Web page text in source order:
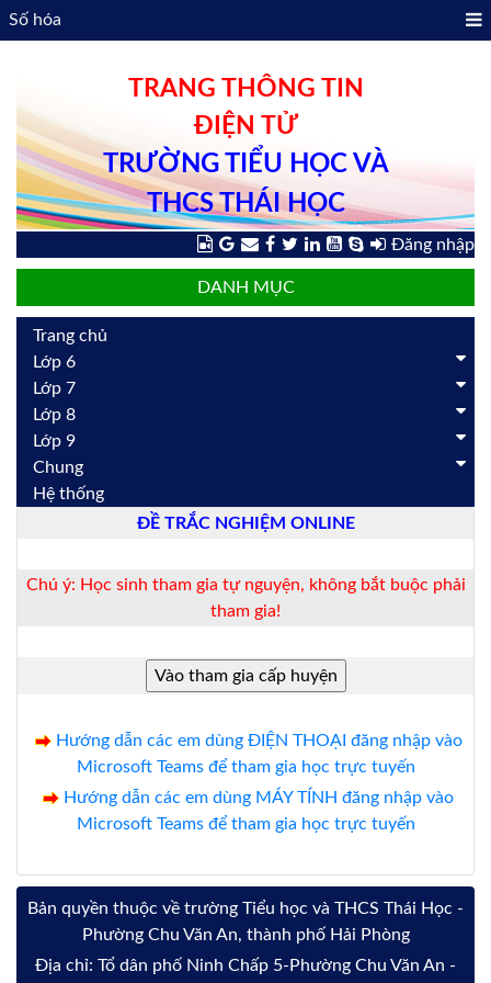
Số hóa
TRANG THÔNG TIN
ĐIỆN TỬ
TRƯỜNG TIỂU HỌC VÀ
THCS THÁI HỌC
Đăng nhập
DANH MỤC
Trang chủ
Lớp 6
Lớp 7
Lớp 8
Lớp 9
Chung
Hệ thống
ĐỀ TRẮC NGHIỆM ONLINE
Chú ý: Học sinh tham gia tự nguyện, không bắt buộc phải
tham gia!
Hướng dẫn các em dùng ĐIỆN THOẠI đăng nhập vào
Microsoft Teams để tham gia học trực tuyến
Hướng dẫn các em dùng MÁY TÍNH đăng nhập vào
Microsoft Teams để tham gia học trực tuyến
Bản quyền thuộc về trường Tiểu học và THCS Thái Học -
Phường Chu Văn An, thành phố Hải Phòng
Địa chỉ: Tổ dân phố Ninh Chấp 5-Phường Chu Văn An -